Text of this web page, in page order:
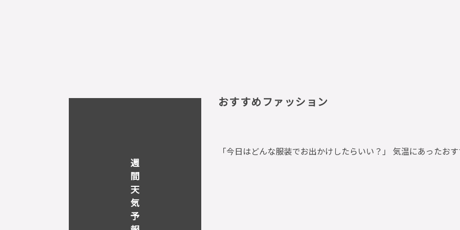
週
間
天
気
予
おすすめファッション
「今日はどんな服装でお出かけしたらいい？」 気温にあったお